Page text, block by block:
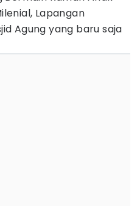
Lapangan
Agung yang baru saja